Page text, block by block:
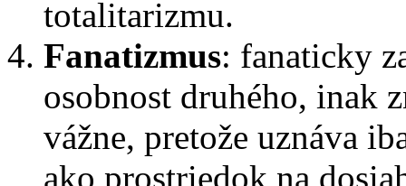
totalitarizmu.
Fanatizmus: fanaticky
osobnost druhého, inak
vážne, pretože uznáva
ako prostriedok na